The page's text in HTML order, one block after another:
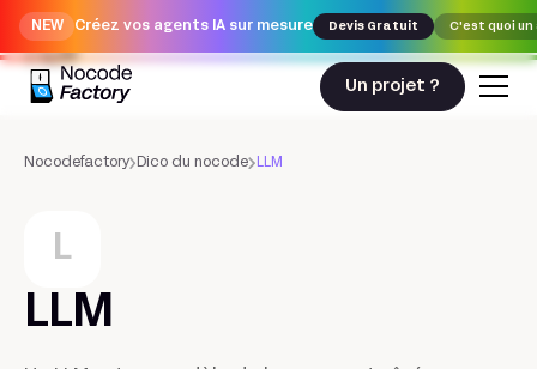
NEW Créez vos agents IA sur mesure Devis Gratuit C'est quoi un
Un projet ?
LLM
Nocodefactory Dico du nocode LLM
L
LLM